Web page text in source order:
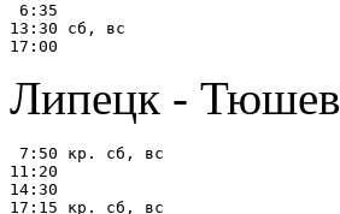
6:35
13:30 сб, вс
Липецк -
7:50 кр. сб, вс
11:20
14:30